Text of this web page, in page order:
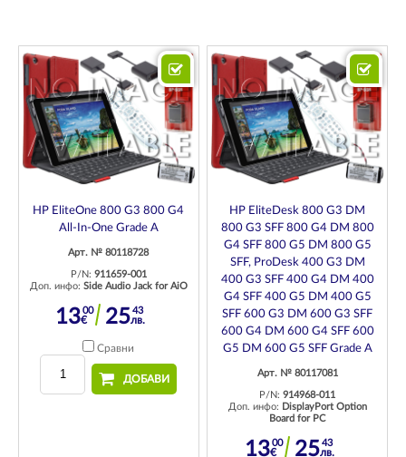
HP EliteOne 800 G3 800 G4
All-In-One Grade A
Арт. № 80118728
P/N: 911659-001
Доп. инфо: Side Audio Jack for AiO
1300
€ 2543
лв.
Сравни
ДОБАВИ
HP EliteDesk 800 G3 DM
800 G3 SFF 800 G4 DM 800
G4 SFF 800 G5 DM 800 G5
SFF, ProDesk 400 G3 DM
400 G3 SFF 400 G4 DM 400
G4 SFF 400 G5 DM 400 G5
SFF 600 G3 DM 600 G3 SFF
600 G4 DM 600 G4 SFF 600
G5 DM 600 G5 SFF Grade A
Арт. № 80117081
P/N:914968-011
Доп. инфо: DisplayPort Option
Board for PC
1300
€ 2543
лв.